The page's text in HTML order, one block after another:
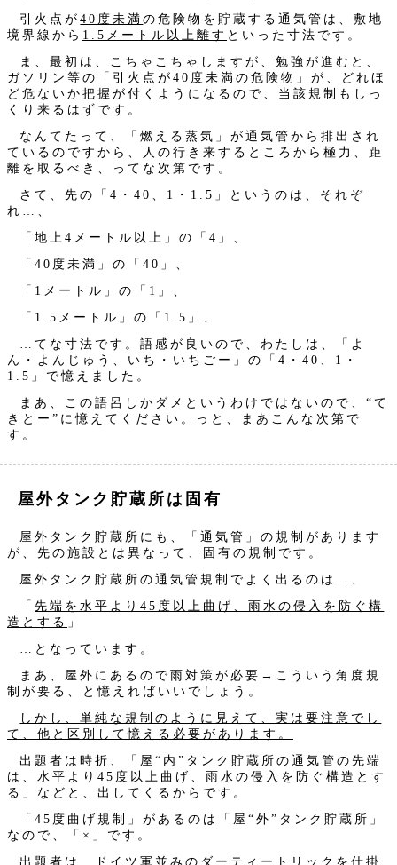
引火点が40度未満の危険物を貯蔵する通気管は、敷地
境界線から 1.5メートル以上離す といった寸法です。
ま、最初は、こちゃこちゃしますが、勉強が進むと、
ガソリン等の「引火点が40度未満の危険物」が、どれほ
ど危ないか把握が付くようになるので、当該規制もしっ
くり来るはずです。
なんてたって、「燃える蒸気」が通気管から排出され
ているのですから、人の行き来するところから極力、距
離を取るべき、ってな次第です。
さて、先の「4・40、1・1.5」というのは、それぞ
れ…、
「地上4メートル以上」の「4」、
「40度未満」の「40」、
「1メートル」の「1」、
「1.5メートル」の「1.5」、
…てな寸法です。語感が良いので、わたしは、「よ
ん・よんじゅう、いち・いちごー」の「4・40、1・
1.5」で憶えました。
まあ、この語呂しかダメというわけではないので、“て
きとー”に憶えてください。っと、まあこんな次第で
す。
屋外タンク貯蔵所は固有
屋外タンク貯蔵所にも、「通気管」の規制があります
が、先の施設とは異なって、固有の規制です。
屋外タンク貯蔵所の通気管規制でよく出るのは…、
「先端を水平より45度以上曲げ、雨水の侵入を防ぐ構
造とする 」
…となっています。
まあ、屋外にあるので雨対策が必要→こういう角度規
制が要る、と憶えればいいでしょう。
しかし、単純な規制のように見えて、実は要注意でし
て、他と区別して憶える必要があります。
出題者は時折、「屋“内”タンク貯蔵所の通気管の先端
は、水平より45度以上曲げ、雨水の侵入を防ぐ構造とす
る」などと、出してくるからです。
「45度曲げ規制」があるのは「屋“外”タンク貯蔵所」
なので、「×」です。
出題者は、ドイツ軍並みのダーティートリックを仕掛